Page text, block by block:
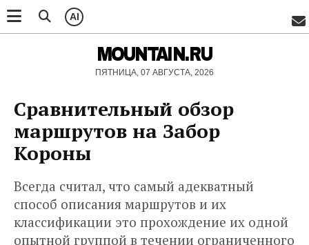
AI
MOUNTAIN.RU
ПЯТНИЦА, 07 АВГУСТА, 2026
Сравнительный обзор
маршрутов на Забор
Короны
Всегда считал, что самый адекватный
способ описания маршрутов и их
классификации это прохождение их одной
опытной группой в течении ограниченного